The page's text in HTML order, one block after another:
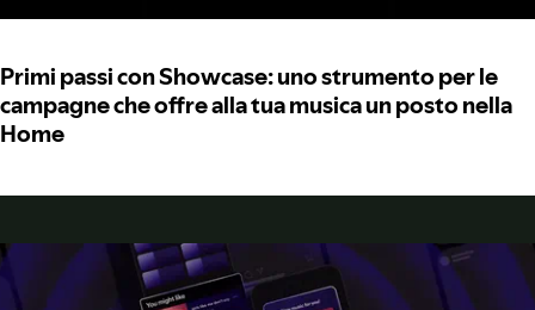
Primi passi con Showcase: uno strumento per le
campagne che offre alla tua musica un posto nella
Home